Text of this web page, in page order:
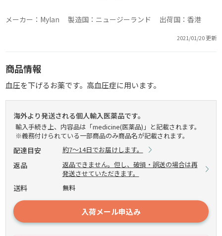
メーカー：Mylan 製造国：ニュージーランド 出荷国：香港
2021/01/20 更新
商品情報
血圧を下げるお薬です。高血圧症に用います。
海外より発送される個人輸入医薬品です。
輸入手続き上、内容品は「medicine(医薬品)」と記載されます。
※義務付けられている一部商品のみ商品名が記載されます。
配達目安 約7～14日でお届けします。
返品
返品できません。但し、破損・誤送の場合は再
発送させていただきます。
送料 無料
入荷メール申込み